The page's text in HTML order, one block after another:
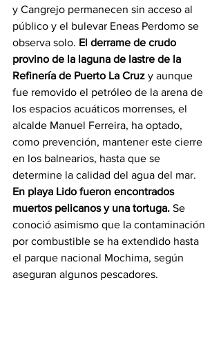
y Cangrejo permanecen sin acceso al
público y el bulevar Eneas Perdomo se
observa solo. El derrame de crudo
provino de la laguna de lastre de la
Refinería de Puerto La Cruz y aunque
fue removido el petróleo de la arena de
los espacios acuáticos morrenses, el
alcalde Manuel Ferreira, ha optado,
como prevención, mantener este cierre
en los balnearios, hasta que se
determine la calidad del agua del mar.
En playa Lido fueron encontrados
muertos pelicanos y una tortuga. Se
conoció asimismo que la contaminación
por combustible se ha extendido hasta
el parque nacional Mochima, según
aseguran algunos pescadores.